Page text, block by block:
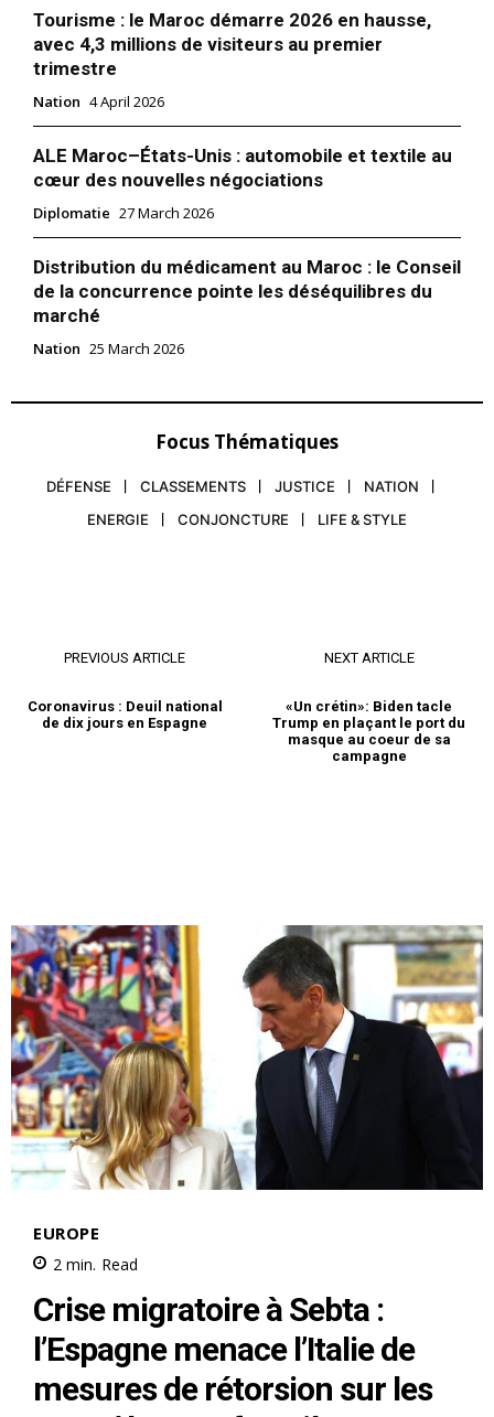
S'ABONNER MAINTENANT
Insight Publications
À propos
Tourisme : le Maroc démarre 2026 en hausse,
avec 4,3 millions de visiteurs au premier
trimestre
Nation 4 April 2026
ALE Maroc–États-Unis : automobile et textile au
cœur des nouvelles négociations
Diplomatie 27 March 2026
Distribution du médicament au Maroc : le Conseil
de la concurrence pointe les déséquilibres du
marché
Nation 25 March 2026
Focus Thématiques
DÉFENSE CLASSEMENTS JUSTICE
NATION
ENERGIE
CONJONCTURE LIFE & STYLE
PREVIOUS ARTICLE
Coronavirus : Deuil national
de dix jours en Espagne
NEXT ARTICLE
«Un crétin»: Biden tacle
Trump en plaçant le port du
masque au coeur de sa
campagne